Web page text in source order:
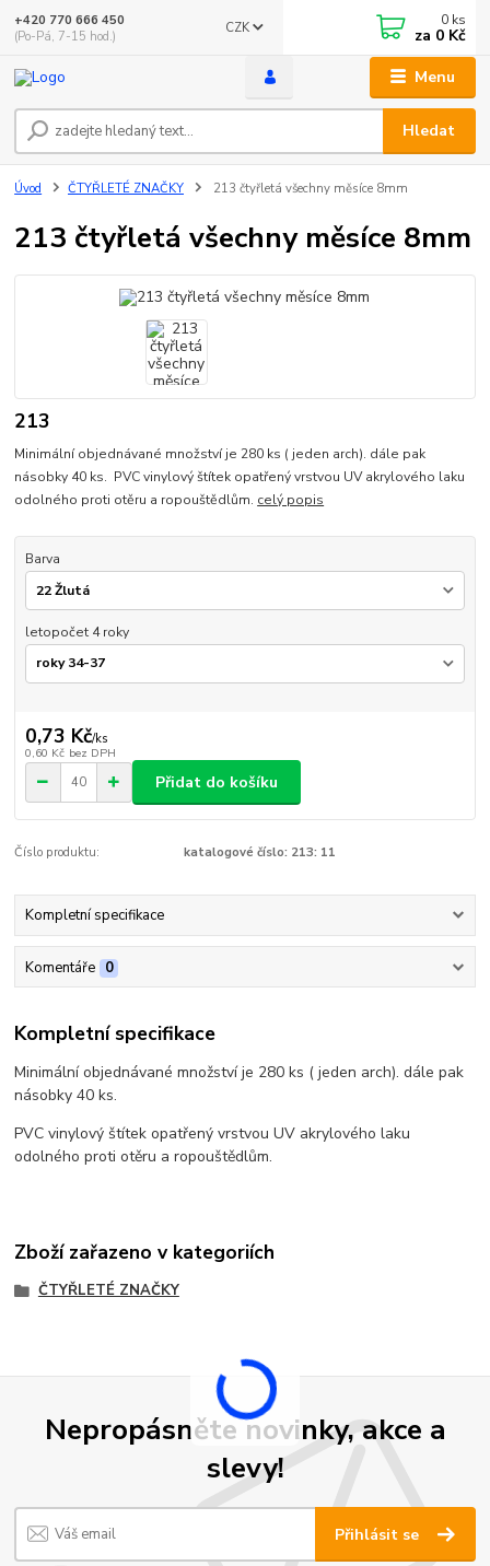
Menu
CZK
Hledat
+420 770 666 450
(Po-Pá, 7-15 hod.)
0 ks
za 0 Kč
Úvod ČTYŘLETÉ ZNAČKY 213 čtyřletá všechny měsíce 8mm
213 čtyřletá všechny měsíce 8mm
213
Minimální objednávané množství je 280 ks ( jeden arch). dále pak
násobky 40 ks. PVC vinylový štítek opatřený vrstvou UV akrylového laku
odolného proti otěru a ropouštědlům. celý popis
Barva
letopočet 4 roky
0,73 Kč/ks
0,60 Kč bez DPH
Přidat do košíku
Číslo produktu: katalogové číslo: 213: 11
Kompletní specifikace
Komentáře 0
Kompletní specifikace
Minimální objednávané množství je 280 ks ( jeden arch). dále pak
násobky 40 ks.
PVC vinylový štítek opatřený vrstvou UV akrylového laku
odolného proti otěru a ropouštědlům.
Zboží zařazeno v kategoriích
ČTYŘLETÉ ZNAČKY
Nepropásněte novinky, akce a
slevy!
Přihlásit se